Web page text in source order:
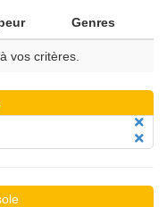
Genres
vos critères.